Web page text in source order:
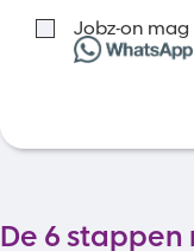
Jobz-on
De 6 stappen